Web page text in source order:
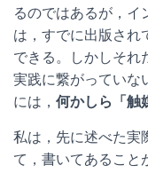
るのではあるが，イ
は，すでに出版され
できる。しかしそれ
実践に繋がっていな
には， 何かしら「触
私は，先に述べた実
て，書いてあること